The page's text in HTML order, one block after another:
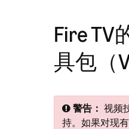
Fire TV
具包（
警告： 视频
持。如果对现